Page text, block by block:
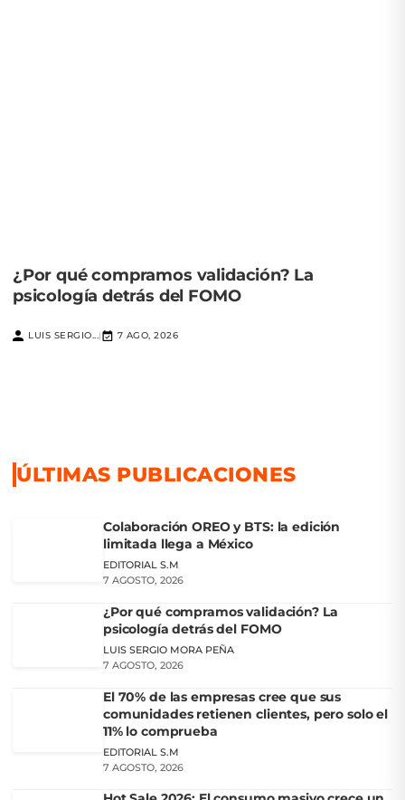
¿Por qué compramos validación? La
psicología detrás del FOMO
LUIS SERGIO...| 7 AGO, 2026
ÚLTIMAS PUBLICACIONES
Colaboración OREO y BTS: la edición
limitada llega a México
EDITORIAL S.M
7 AGOSTO, 2026
¿Por qué compramos validación? La
psicología detrás del FOMO
LUIS SERGIO MORA PEÑA
7 AGOSTO, 2026
El 70% de las empresas cree que sus
comunidades retienen clientes, pero solo el
11% lo comprueba
EDITORIAL S.M
7 AGOSTO, 2026